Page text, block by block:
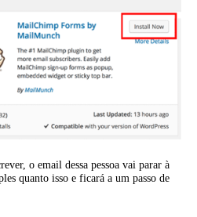
o email dessa pessoa vai parar à
quanto isso e ficará a um passo de